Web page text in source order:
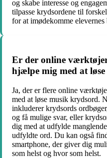
og skabe interesse og
tilpasse krydsordene til
for at imødekomme elevernes
Er der online
hjælpe mig med at
Ja, der er flere online
med at løse musik krydsord.
inkluderer krydsords
og få mulige svar, eller
dig med at udfylde
udfyldte ord. Du kan også
smartphone, der giver dig
som helst og hvor som helst.